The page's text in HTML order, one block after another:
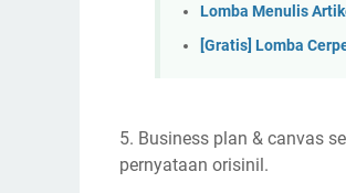
Lomba Menulis
[Gratis] Lomba
5. Business plan & canvas
pernyataan orisinil.